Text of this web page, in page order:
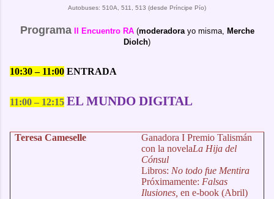
Autobuses: 510A, 511, 513 (desde Príncipe Pío)
Programa II Encuentro RA (moderadorayo misma, Merche
Diolch)
10:30 – 11:00 ENTRADA
11:00 – 12:15 EL MUNDO DIGITAL
Teresa Cameselle
Ganadora I Premio Talismán
con la novelaLa Hija del
Cónsul
Libros: No todo fue Mentira
Próximamente: Falsas
Ilusiones,en e-book (Abril)